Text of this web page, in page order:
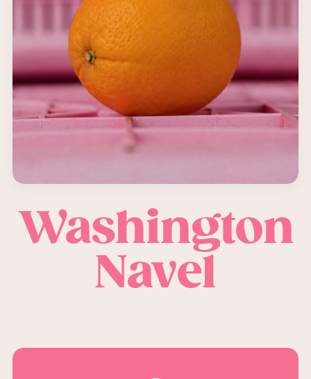
Washington
Navel